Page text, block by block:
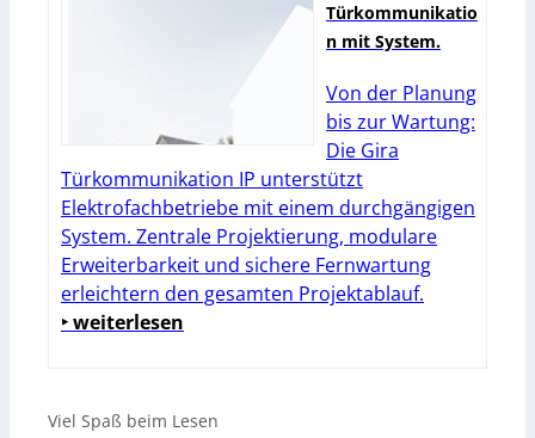
Türkommunikatio
n mit System.
Von der Planung
bis zur Wartung:
Die Gira
Türkommunikation IP unterstützt
Elektrofachbetriebe mit einem durchgängigen
System. Zentrale Projektierung, modulare
Erweiterbarkeit und sichere Fernwartung
erleichtern den gesamten Projektablauf.
‣ weiterlesen
Viel Spaß beim Lesen